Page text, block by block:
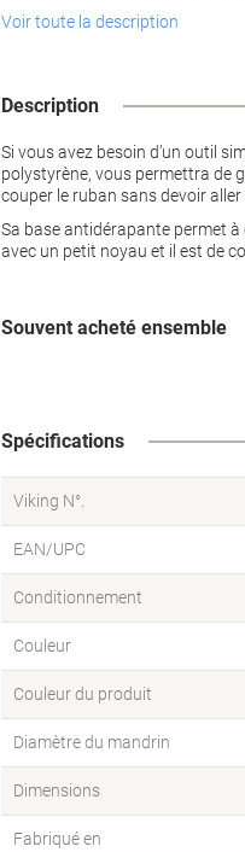
Voir toute la description
Description
Si vous avez besoin d’un outil
polystyrène, vous permettra de
couper le ruban sans devoir
Sa base antidérapante permet à
avec un petit noyau et il est de
Souvent acheté ensemble
Spécifications
Viking N°.
EAN/UPC
Conditionnement
Couleur
Couleur du produit
Diamètre du mandrin
Dimensions
Fabriqué en